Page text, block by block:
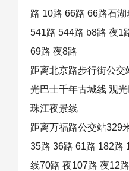
路 10路 66路 66路石
541路 544路 b8路 夜1
69路 夜8路
距离北京路步行街公
光巴士千年古城线 观
珠江夜景线
距离万福路公交站329
35路 36路 61路 182路
线70路 夜107路 夜12